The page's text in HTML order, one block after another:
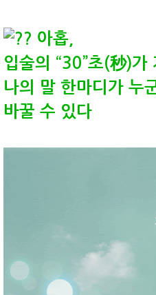
아홉,
입술의 “30”초(秒)가
나의 말 한마디가 누
바꿀 수 있다